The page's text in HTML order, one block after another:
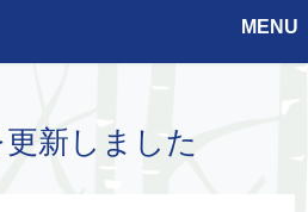
MENU
新しました